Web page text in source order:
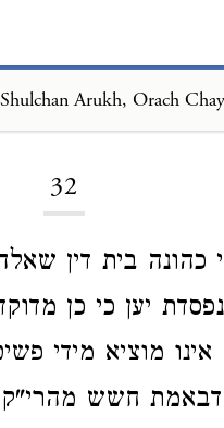
Arukh, Orach
32
כהונה בית דין
יען כי כן
מוציא מידי
חשש מהרי"ק